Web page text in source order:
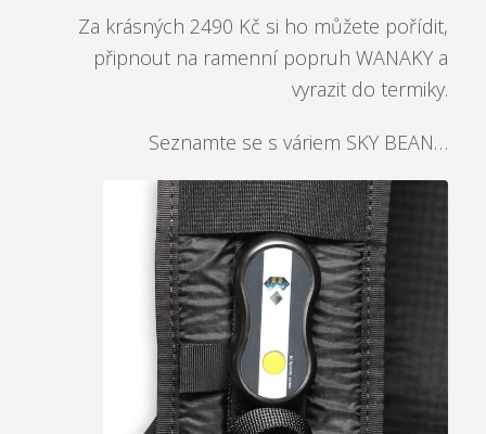
Za krásných 2490 Kč si ho můžete pořídit,
připnout na ramenní popruh WANAKY a
vyrazit do termiky.
Seznamte se s váriem SKY BEAN…